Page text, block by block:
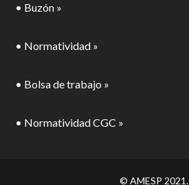
• Buzón »
• Normatividad »
• Bolsa de trabajo »
• Normatividad CGC »
© AMESP 2021.